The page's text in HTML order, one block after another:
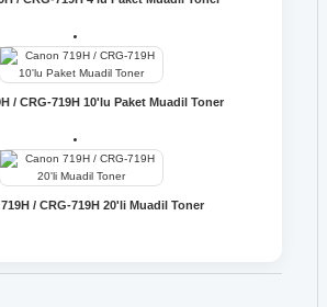
/ CRG-719H 10'lu Paket Muadil Toner
/ CRG-719H 20'li Muadil Toner